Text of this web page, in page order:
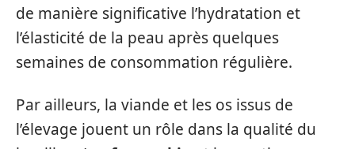
de manière significative l’hydratation et
l’élasticité de la peau après quelques
semaines de consommation régulière.
Par ailleurs, la viande et les os issus de
l’élevage jouent un rôle dans la qualité du